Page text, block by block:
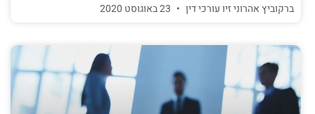
ברקוביץ אהרוני זיו עורכי דין